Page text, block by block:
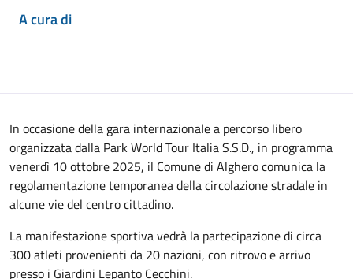
A cura di
In occasione della gara internazionale a percorso libero
organizzata dalla Park World Tour Italia S.S.D., in programma
venerdì 10 ottobre 2025, il Comune di Alghero comunica la
regolamentazione temporanea della circolazione stradale in
alcune vie del centro cittadino.
La manifestazione sportiva vedrà la partecipazione di circa
300 atleti provenienti da 20 nazioni, con ritrovo e arrivo
presso i Giardini Lepanto Cecchini.